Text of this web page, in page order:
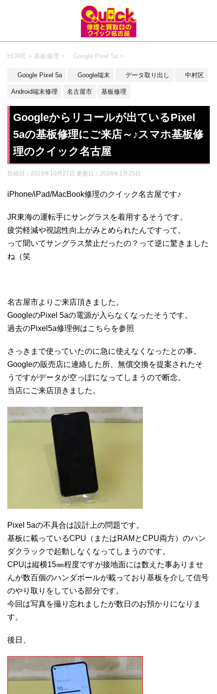
HOME > 基板修理 > Google Pixel 5a >
Google Pixel 5a Google端末 データ取り出し 中村区
Android端末修理 名古屋市 基板修理
Googleからリコールが出ているPixel
5aの基板修理にご来店～♪スマホ基板修
理のクイック名古屋
投稿日：2023年10月27日 更新日： 2024年1月25日
iPhone/iPad/MacBook修理のクイック名古屋です♪
JR東海の運転手にサングラスを着用するそうです。
疲労軽減や視認性向上がみとめられたんですって。
って聞いてサングラス禁止だったの？って逆に驚きました
ね（笑
名古屋市よりご来店頂きました。
GoogleのPixel 5aの電源が入らなくなったそうです。
過去のPixel5a修理例はこちらを参照
さっきまで使っていたのに急に使えなくなったとの事。
Googleの販売店に連絡した所、無償交換を提案されたそ
うですがデータが空っぽになってしまうので断念。
当店にご来店頂きました。
Pixel 5aの不具合は設計上の問題です。
基板に載っているCPU（またはRAMとCPU両方）のハン
ダクラックで起動しなくなってしまうのです。
CPUは縦横15㎜程度ですが接地面には数えた事ありませ
んが数百個のハンダボールが載っており基板を介して信号
のやり取りをしている部分です。
今回は写真を撮り忘れましたが数日のお預かりになりま
す。
後日、